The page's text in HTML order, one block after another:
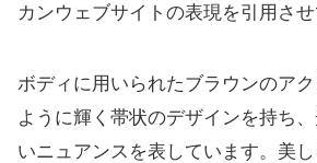
カンウェブサイトの表現を引用させ
ボディに用いられたブラウンのア
ように輝く帯状のデザインを持ち
いニュアンスを表しています。美